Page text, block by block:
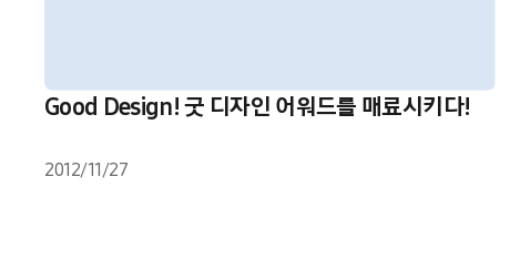
Good Design! 굿 디자인 어워드를 매료시키다!
2012/11/27